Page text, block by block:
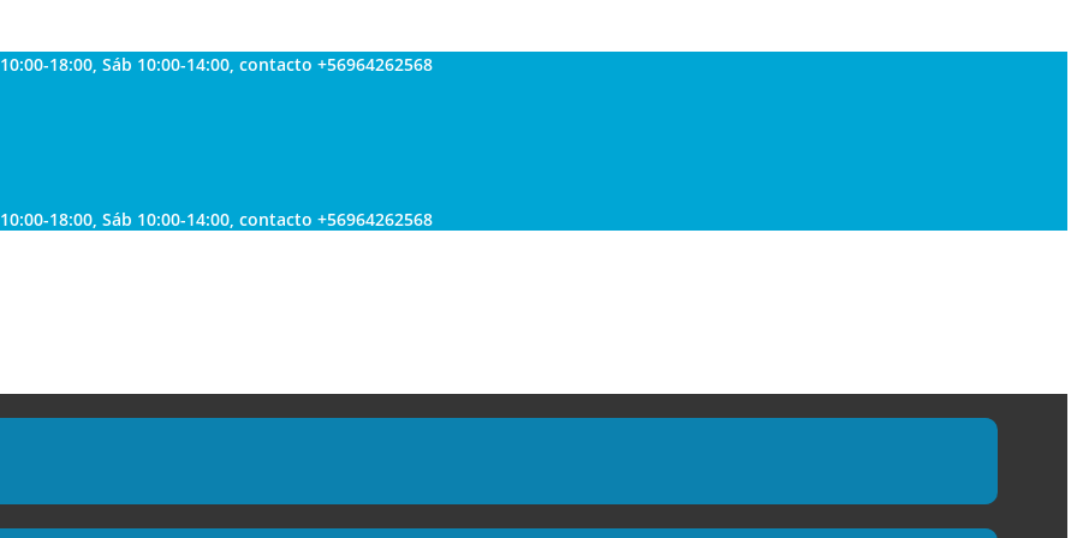
18:00, Sáb 10:00-14:00, contacto +56964262568
18:00, Sáb 10:00-14:00, contacto +56964262568